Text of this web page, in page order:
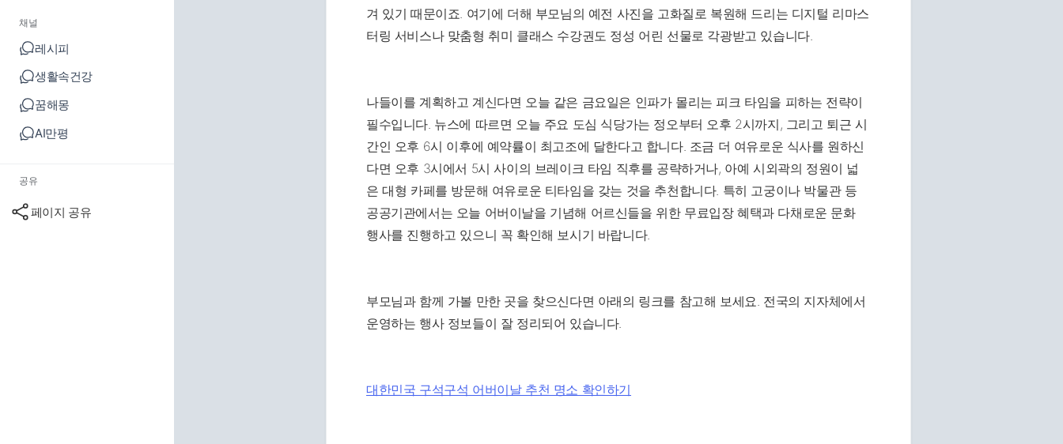
채널
레시피
생활속건강
꿈해몽
AI만평
공유
페이지 공유
겨 있기 때문이죠. 여기에 더해 부모님의 예전 사진을 고화질로 복원해 드리는 디지털 리마스
터링 서비스나 맞춤형 취미 클래스 수강권도 정성 어린 선물로 각광받고 있습니다.
나들이를 계획하고 계신다면 오늘 같은 금요일은 인파가 몰리는 피크 타임을 피하는 전략이
필수입니다. 뉴스에 따르면 오늘 주요 도심 식당가는 정오부터 오후 2시까지, 그리고 퇴근 시
간인 오후 6시 이후에 예약률이 최고조에 달한다고 합니다. 조금 더 여유로운 식사를 원하신
다면 오후 3시에서 5시 사이의 브레이크 타임 직후를 공략하거나, 아예 시외곽의 정원이 넓
은 대형 카페를 방문해 여유로운 티타임을 갖는 것을 추천합니다. 특히 고궁이나 박물관 등
공공기관에서는 오늘 어버이날을 기념해 어르신들을 위한 무료입장 혜택과 다채로운 문화
행사를 진행하고 있으니 꼭 확인해 보시기 바랍니다.
부모님과 함께 가볼 만한 곳을 찾으신다면 아래의 링크를 참고해 보세요. 전국의 지자체에서
운영하는 행사 정보들이 잘 정리되어 있습니다.
대한민국 구석구석 어버이날 추천 명소 확인하기